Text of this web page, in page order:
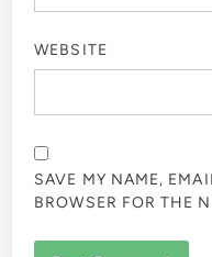
WEBSITE
SAVE MY NAME,
BROWSER FOR THE